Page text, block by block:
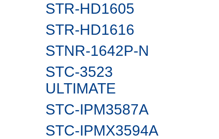
STR-HD1605
STR-HD1616
STNR-1642P-N
STC-3523
ULTIMATE
STC-IPM3587A
STC-IPMX3594A